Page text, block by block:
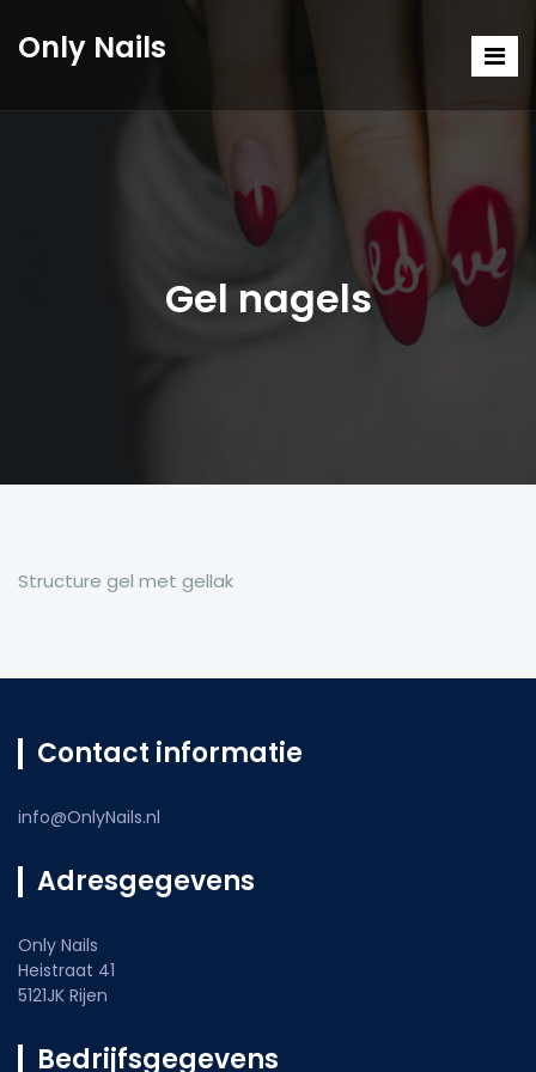
Only Nails
Gel nagels
Structure gel met gellak
Contact informatie
info@OnlyNails.nl
Adresgegevens
Only Nails
Heistraat 41
5121JK Rijen
Bedrijfsgegevens